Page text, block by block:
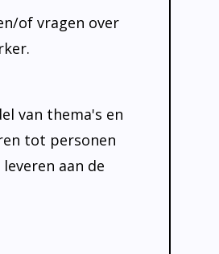
of vragen over
van thema's en
tot personen
aan de